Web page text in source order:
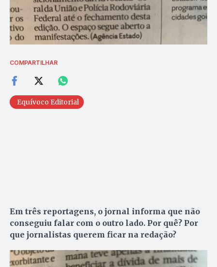
COMPARTILHAR
Equívoco Editorial
Em três reportagens, o jornal informa que não
conseguiu falar com o outro lado. Por quê? Por
que jornalistas querem ficar na redação?